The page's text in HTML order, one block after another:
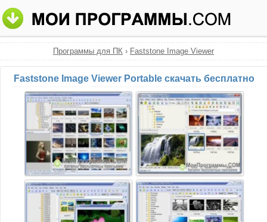
Программы для ПК › Faststone Image Viewer
Faststone Image Viewer Portable скачать бесплатно